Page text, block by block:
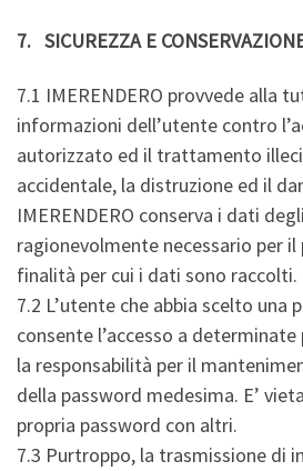
7. SICUREZZA E
7.1 IMERENDERO provvede alla
informazioni dell’utente contro
autorizzato ed il trattamento
accidentale, la distruzione ed il
IMERENDERO conserva i dati
ragionevolmente necessario per
finalità per cui i dati sono raccolti.
7.2 L’utente che abbia scelto una
consente l’accesso a
la responsabilità per il
della password medesima. E’
propria password con altri.
7.3 Purtroppo, la trasmissione di